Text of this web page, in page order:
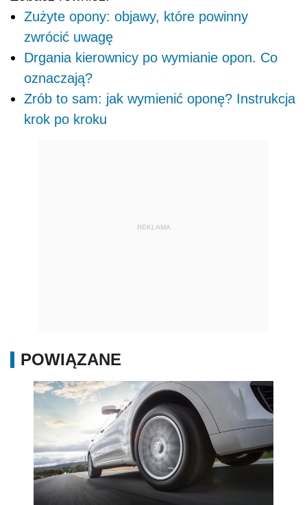
Zużyte opony: objawy, które powinny
zwrócić uwagę
Drgania kierownicy po wymianie opon. Co
oznaczają?
Zrób to sam: jak wymienić oponę? Instrukcja
krok po kroku
REKLAMA
POWIĄZANE